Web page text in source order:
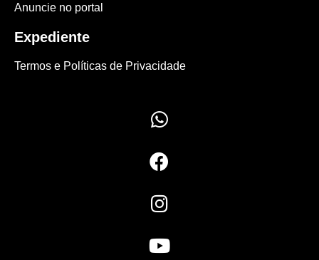
Anuncie no portal
Expediente
Termos e Políticas de Privacidade